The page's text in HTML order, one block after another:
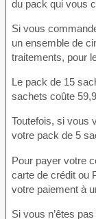
du pack qui vous
Si vous
un ensemble de
traitements, pour
Le pack de 15
sachets coûte
Toutefois, si vous
votre pack de 5
Pour payer votre
carte de crédit ou
votre paiement à
Si vous n’êtes